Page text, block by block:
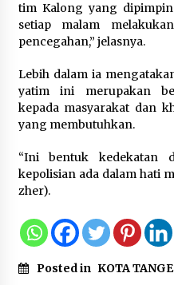
Tinggi
8
DPD
Internal
tim Kalong yang
setiap malam
pencegahan,” jelasnya.
Lebih dalam ia
yatim ini merupakan
kepada masyarakat dan
yang membutuhkan.
“Ini bentuk kedekatan
kepolisian ada dalam hati
zher).
Posted in KOTA